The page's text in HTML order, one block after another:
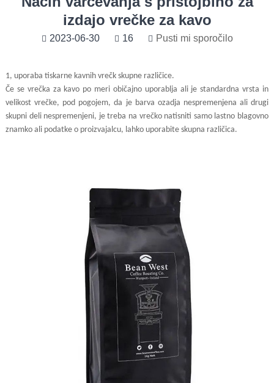
izdajo vrečke za kavo
2023-06-30 16 Pusti mi sporočilo
1, uporaba tiskarne kavnih vrečk skupne različice.
Če se vrečka za kavo po meri običajno uporablja ali je standardna vrsta in
velikost vrečke, pod pogojem, da je barva ozadja nespremenjena ali drugi
skupni deli nespremenjeni, je treba na vrečko natisniti samo lastno blagovno
znamko ali podatke o proizvajalcu, lahko uporabite skupna različica.